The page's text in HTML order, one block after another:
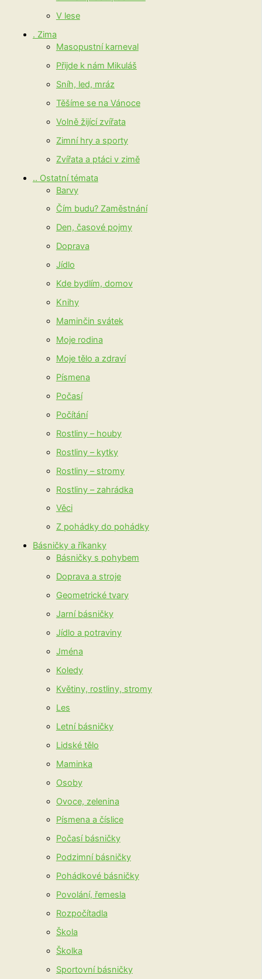
V lese
. Zima
Masopustní karneval
Přijde k nám Mikuláš
Sníh, led, mráz
Těšíme se na Vánoce
Volně žijící zvířata
Zimní hry a sporty
Zvířata a ptáci v zimě
.. Ostatní témata
Barvy
Čím budu? Zaměstnání
Den, časové pojmy
Doprava
Jídlo
Kde bydlím, domov
Knihy
Maminčin svátek
Moje rodina
Moje tělo a zdraví
Písmena
Počasí
Počítání
Rostliny – houby
Rostliny – kytky
Rostliny – stromy
Rostliny – zahrádka
Věci
Z pohádky do pohádky
Básničky a říkanky
Básničky s pohybem
Doprava a stroje
Geometrické tvary
Jarní básničky
Jídlo a potraviny
Jména
Koledy
Květiny, rostliny, stromy
Les
Letní básničky
Lidské tělo
Maminka
Osoby
Ovoce, zelenina
Písmena a číslice
Počasí básničky
Podzimní básničky
Pohádkové básničky
Povolání, řemesla
Rozpočítadla
Škola
Školka
Sportovní básničky